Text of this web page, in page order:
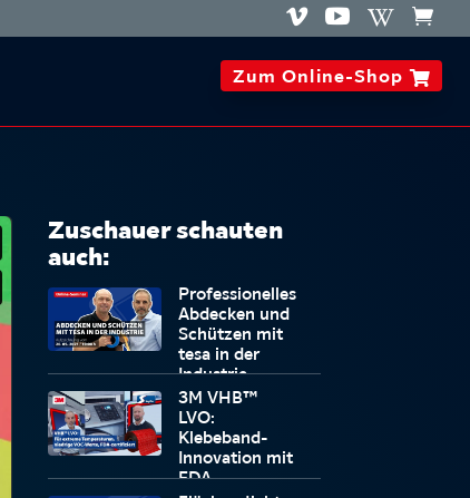
   
Zum Online-Shop 
Zuschauer schauten
auch:
Professionelles
Abdecken und
Schützen mit
tesa in der
Industrie
3M VHB™
LVO:
Klebeband-
Innovation mit
FDA-